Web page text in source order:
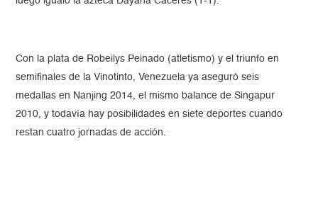
Con la plata de Robeilys Peinado (atletismo) y el triunfo en
semifinales de la Vinotinto, Venezuela ya aseguró seis
medallas en Nanjing 2014, el mismo balance de Singapur
2010, y todavía hay posibilidades en siete deportes cuando
restan cuatro jornadas de acción.